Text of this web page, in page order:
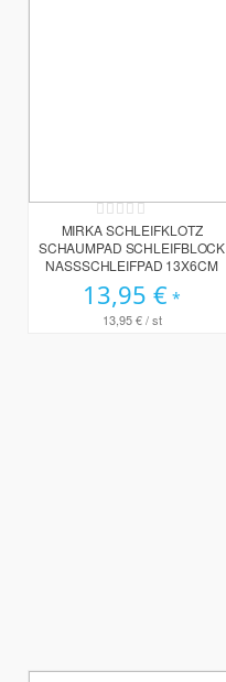
Rating:
0%
MIRKA SCHLEIFKLOTZ
SCHAUMPAD SCHLEIFBLOCK
NASSSCHLEIFPAD 13X6CM
13,95 €
13,95 €/ st